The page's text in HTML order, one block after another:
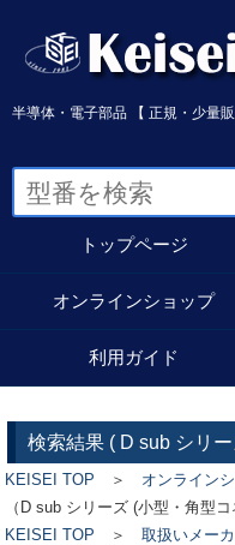
半導体・電子部品 【 正規・少量
トップページ
オンラインショップ
利用ガイド
検索結果 ( D sub シリ
KEISEI TOP ＞ オンライン
（D sub シリーズ (小型・角型コ
KEISEI TOP ＞取扱いメー